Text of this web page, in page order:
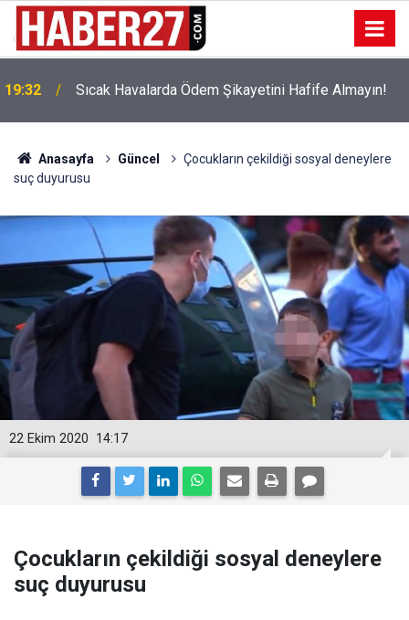
19:32 Sıcak Havalarda Ödem Şikayetini Hafife Almayın!
Anasayfa Güncel
Çocukların çekildiği sosyal deneylere
suç duyurusu
14:17
22 Ekim 2020
Çocukların çekildiği sosyal deneylere
suç duyurusu